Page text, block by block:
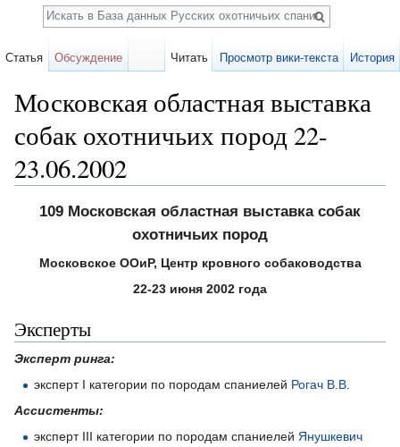
Московская областная выставка
собак охотничьих пород 22-
23.06.2002
109 Московская областная выставка собак
охотничьих пород
Московское ООиР, Центр кровного собаководства
22-23 июня 2002 года
Эксперты
Эксперт ринга:
эксперт I категории по породам спаниелей Рогач В.В.
Ассистенты:
эксперт III категории по породам спаниелейЯнушкевич
Статья Обсуждение Читать Просмотр вики-текста История
Поиск